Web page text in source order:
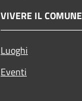
VIVERE IL COMUNE
Luoghi
Eventi